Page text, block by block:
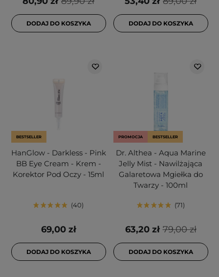
DODAJ DO KOSZYKA DODAJ DO KOSZYKA
BESTSELLER
HanGlow - Darkless - Pink
BB Eye Cream - Krem -
Korektor Pod Oczy - 15ml
40
69,00 zł
DODAJ DO KOSZYKA
PROMOCJA BESTSELLER
Dr. Althea - Aqua Marine
Jelly Mist - Nawilżająca
Galaretowa Mgiełka do
Twarzy - 100ml
71
79,00 zł
63,20 zł
DODAJ DO KOSZYKA